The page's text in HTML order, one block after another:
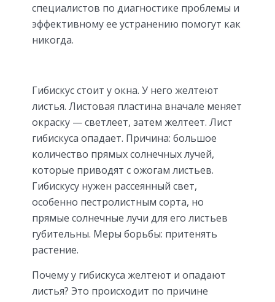
специалистов по диагностике проблемы и
эффективному ее устранению помогут как
никогда.
Гибискус стоит у окна. У него желтеют
листья. Листовая пластина вначале меняет
окраску — светлеет, затем желтеет. Лист
гибискуса опадает. Причина: большое
количество прямых солнечных лучей,
которые приводят с ожогам листьев.
Гибискусу нужен рассеянный свет,
особенно пестролистным сорта, но
прямые солнечные лучи для его листьев
губительны. Меры борьбы: притенять
растение.
Почему у гибискуса желтеют и опадают
листья? Это происходит по причине